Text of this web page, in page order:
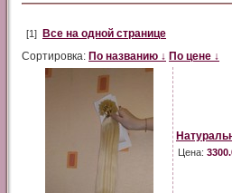
[1]
Все на одной странице
Сортировка: По названию ↓ По цене ↓
Цена: